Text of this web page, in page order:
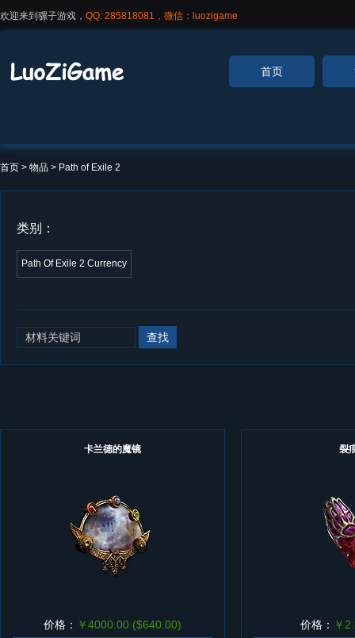
欢迎来到骡子游戏， QQ: 285818081，微信：luozigame
首页
首页 > 物品 > Path of Exile 2
类别：
Path Of Exile 2 Currency
卡兰德的魔镜
价格： ￥4000.00 ($640.00)
裂
价格： ￥